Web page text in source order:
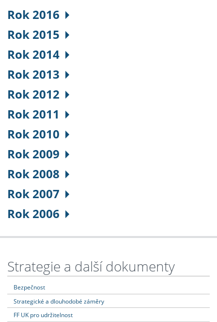
Rok 2016
Rok 2015
Rok 2014
Rok 2013
Rok 2012
Rok 2011
Rok 2010
Rok 2009
Rok 2008
Rok 2007
Rok 2006
Strategie a další dokumenty
Bezpečnost
Strategické a dlouhodobé záměry
FF UK pro udržitelnost